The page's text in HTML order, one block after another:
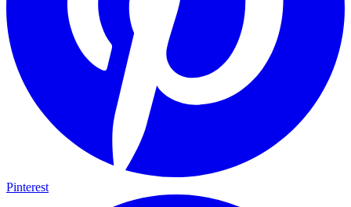
Pinterest